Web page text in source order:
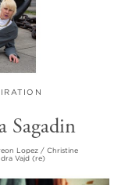
Sagadin
Lopez / Christine
Vajd (re)